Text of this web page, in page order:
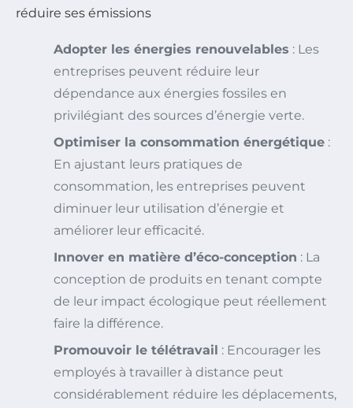
réduire ses émissions
Adopter les énergies renouvelables : Les
entreprises peuvent réduire leur
dépendance aux énergies fossiles en
privilégiant des sources d’énergie verte.
Optimiser la consommation énergétique :
En ajustant leurs pratiques de
consommation, les entreprises peuvent
diminuer leur utilisation d’énergie et
améliorer leur efficacité.
Innover en matière d’éco-conception : La
conception de produits en tenant compte
de leur impact écologique peut réellement
faire la différence.
Promouvoir le télétravail : Encourager les
employés à travailler à distance peut
considérablement réduire les déplacements,